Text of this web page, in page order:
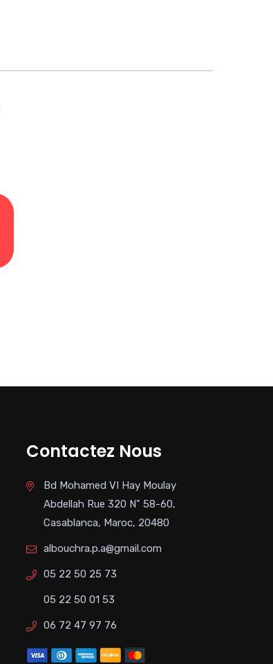
Contactez Nous
Bd Mohamed VI Hay Moulay
Abdellah Rue 320 N" 58-60,
Casablanca, Maroc, 20480
albouchra.p.a@gmail.com
05 22 50 25 73
05 22 50 01 53
06 72 47 97 76